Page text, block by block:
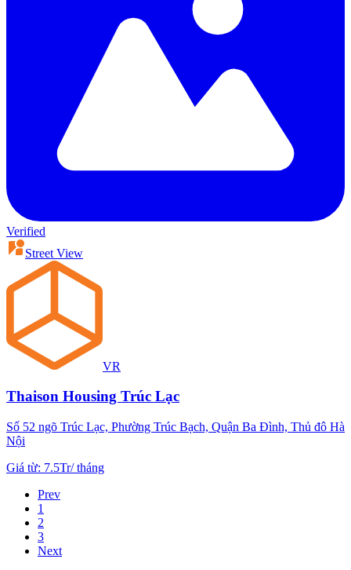
Verified
Street View
VR
Thaison Housing Trúc Lạc
Số 52 ngõ Trúc Lạc, Phường Trúc Bạch, Quận Ba Đình, Thủ đô Hà
Nội
Giá từ: 7.5Tr/tháng
Prev
1
2
3
Next